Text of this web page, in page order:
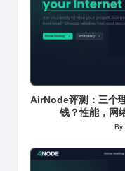
in
AirNode评测：三个
钱？性能，网
By